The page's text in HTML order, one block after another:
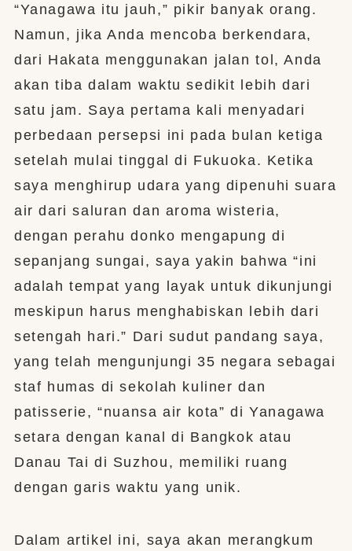
“Yanagawa itu jauh,” pikir banyak orang.
Namun, jika Anda mencoba berkendara,
dari Hakata menggunakan jalan tol, Anda
akan tiba dalam waktu sedikit lebih dari
satu jam. Saya pertama kali menyadari
perbedaan persepsi ini pada bulan ketiga
setelah mulai tinggal di Fukuoka. Ketika
saya menghirup udara yang dipenuhi suara
air dari saluran dan aroma wisteria,
dengan perahu donko mengapung di
sepanjang sungai, saya yakin bahwa “ini
adalah tempat yang layak untuk dikunjungi
meskipun harus menghabiskan lebih dari
setengah hari.” Dari sudut pandang saya,
yang telah mengunjungi 35 negara sebagai
staf humas di sekolah kuliner dan
patisserie, “nuansa air kota” di Yanagawa
setara dengan kanal di Bangkok atau
Danau Tai di Suzhou, memiliki ruang
dengan garis waktu yang unik.
Dalam artikel ini, saya akan merangkum